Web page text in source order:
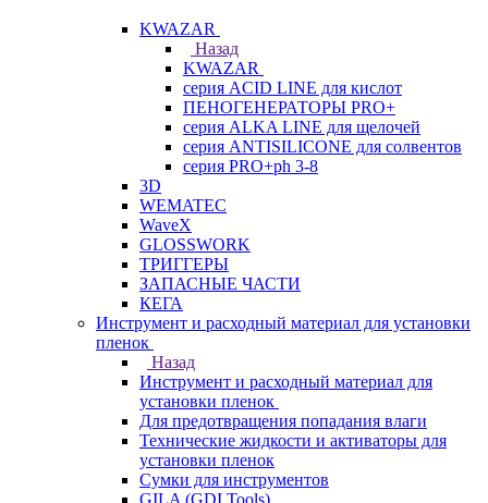
KWAZAR
Назад
KWAZAR
серия ACID LINE для кислот
ПЕНОГЕНЕРАТОРЫ PRO+
серия ALKA LINE для щелочей
серия ANTISILICONE для солвентов
серия PRO+ph 3-8
3D
WEMATEC
WaveX
GLOSSWORK
ТРИГГЕРЫ
ЗАПАСНЫЕ ЧАСТИ
КЕГА
Инструмент и расходный материал для установки
пленок
Назад
Инструмент и расходный материал для
установки пленок
Для предотвращения попадания влаги
Технические жидкости и активаторы для
установки пленок
Сумки для инструментов
GILA (GDI Tools)